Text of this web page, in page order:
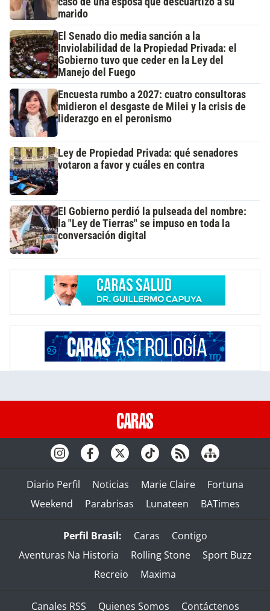
marido
El Senado dio media sanción a la
Inviolabilidad de la Propiedad Privada: el
Gobierno tuvo que ceder en la Ley del
Manejo del Fuego
Encuesta rumbo a 2027: cuatro consultoras
midieron el desgaste de Milei y la crisis de
liderazgo en el peronismo
Ley de Propiedad Privada: qué senadores
votaron a favor y cuáles en contra
El Gobierno perdió la pulseada del nombre:
la "Ley de Tierras" se impuso en toda la
conversación digital
Diario Perfil Noticias Marie Claire
Fortuna
Weekend
Parabrisas Lunateen BATimes
Perfil Brasil: Caras
Contigo
Aventuras Na Historia
Rolling Stone
Sport Buzz
Recreio
Maxima
Canales RSS Quienes Somos Contáctenos